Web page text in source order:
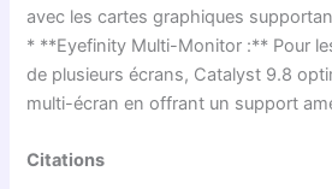
avec les cartes graphiques
* **Eyefinity Multi-Monitor :** Pour
de plusieurs écrans, Catalyst 9.8
multi-écran en offrant un support
Citations